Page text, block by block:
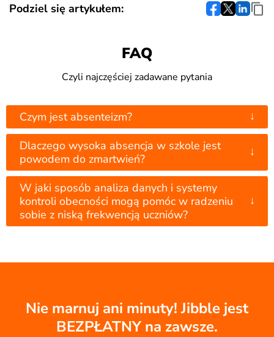
Podziel się artykułem:
FAQ
Czyli najczęściej zadawane pytania
Czym jest absenteizm? ↓
Dlaczego wysoka absencja w szkole jest
powodem do zmartwień?
↓
W jaki sposób analiza danych i systemy
kontroli obecności mogą pomóc w radzeniu
sobie z niską frekwencją uczniów?
↓
Nie marnuj ani minuty! Jibble jest
BEZPŁATNY na zawsze.